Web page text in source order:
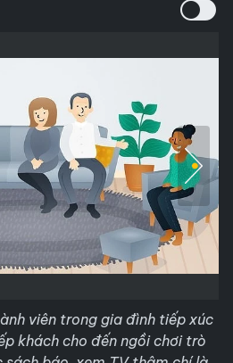
viên trong gia đình tiếp xúc
khách cho đến ngồi chơi trò